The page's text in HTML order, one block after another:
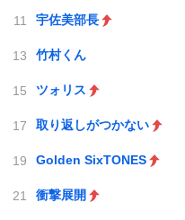
宇佐美部長
竹村くん
ツォリス
取り返しがつかない
Golden SixTONES
衝撃展開